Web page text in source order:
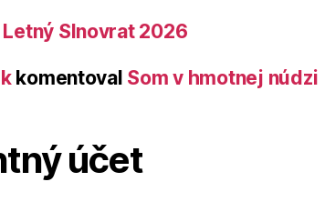
Letný Slnovrat 2026
komentoval Som v hmotnej núdzi
účet